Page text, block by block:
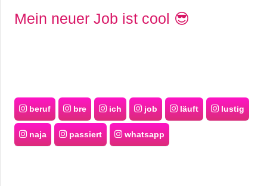
Mein neuer Job ist cool 😎
beruf bre ich job läuft lustig
naja passiert whatsapp